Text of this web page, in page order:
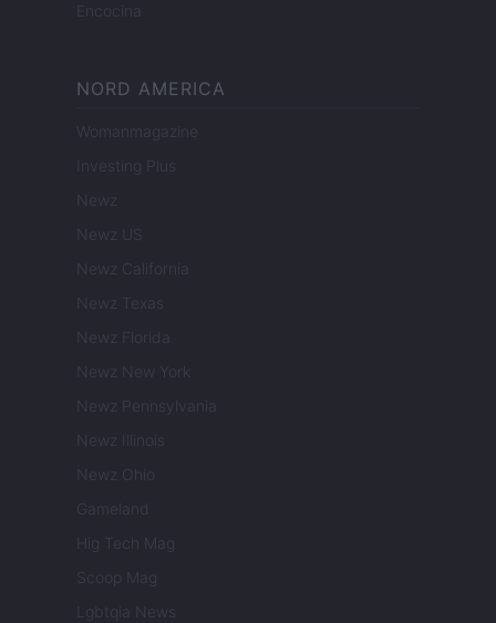
Encocina
NORD AMERICA
Womanmagazine
Investing Plus
Newz
Newz US
Newz California
Newz Texas
Newz Florida
Newz New York
Newz Pennsylvania
Newz Illinois
Newz Ohio
Gameland
Hig Tech Mag
Scoop Mag
Lgbtqia News